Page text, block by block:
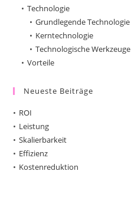
Technologie
Grundlegende Technologie
Kerntechnologie
Technologische Werkzeuge
Vorteile
Neueste Beiträge
ROI
Leistung
Skalierbarkeit
Effizienz
Kostenreduktion